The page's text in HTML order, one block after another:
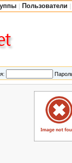
Пользователи